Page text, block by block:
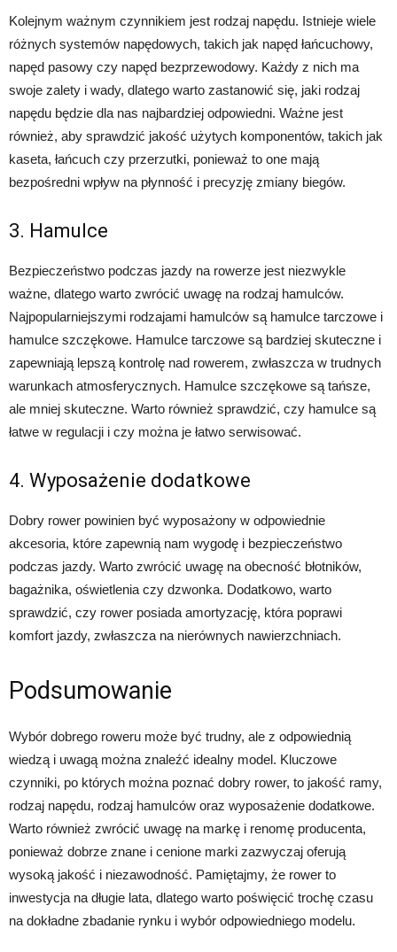
Kolejnym ważnym czynnikiem jest rodzaj napędu. Istnieje wiele
różnych systemów napędowych, takich jak napęd łańcuchowy,
napęd pasowy czy napęd bezprzewodowy. Każdy z nich ma
swoje zalety i wady, dlatego warto zastanowić się, jaki rodzaj
napędu będzie dla nas najbardziej odpowiedni. Ważne jest
również, aby sprawdzić jakość użytych komponentów, takich jak
kaseta, łańcuch czy przerzutki, ponieważ to one mają
bezpośredni wpływ na płynność i precyzję zmiany biegów.
3. Hamulce
Bezpieczeństwo podczas jazdy na rowerze jest niezwykle
ważne, dlatego warto zwrócić uwagę na rodzaj hamulców.
Najpopularniejszymi rodzajami hamulców są hamulce tarczowe i
hamulce szczękowe. Hamulce tarczowe są bardziej skuteczne i
zapewniają lepszą kontrolę nad rowerem, zwłaszcza w trudnych
warunkach atmosferycznych. Hamulce szczękowe są tańsze,
ale mniej skuteczne. Warto również sprawdzić, czy hamulce są
łatwe w regulacji i czy można je łatwo serwisować.
4. Wyposażenie dodatkowe
Dobry rower powinien być wyposażony w odpowiednie
akcesoria, które zapewnią nam wygodę i bezpieczeństwo
podczas jazdy. Warto zwrócić uwagę na obecność błotników,
bagażnika, oświetlenia czy dzwonka. Dodatkowo, warto
sprawdzić, czy rower posiada amortyzację, która poprawi
komfort jazdy, zwłaszcza na nierównych nawierzchniach.
Podsumowanie
Wybór dobrego roweru może być trudny, ale z odpowiednią
wiedzą i uwagą można znaleźć idealny model. Kluczowe
czynniki, po których można poznać dobry rower, to jakość ramy,
rodzaj napędu, rodzaj hamulców oraz wyposażenie dodatkowe.
Warto również zwrócić uwagę na markę i renomę producenta,
ponieważ dobrze znane i cenione marki zazwyczaj oferują
wysoką jakość i niezawodność. Pamiętajmy, że rower to
inwestycja na długie lata, dlatego warto poświęcić trochę czasu
na dokładne zbadanie rynku i wybór odpowiedniego modelu.